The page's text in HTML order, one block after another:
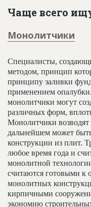
Чаще всего
Монолитчики
Специалисты,
методом, принцип
принципу заливки
применением
монолитчики могут
различных форм,
Монолитчики возводят
дальнейшем может
конструкции из плит.
любое время года и
монолитной
считаются готовыми к
монолитных
кирпичными
экономию